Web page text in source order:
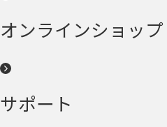
オンラインショップ
サポート